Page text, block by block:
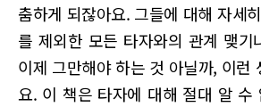
춤하게 되잖아요. 그들에 대해 자세
를 제외한 모든 타자와의 관계 맺기
이제 그만해야 하는 것 아닐까, 이런
요. 이 책은 타자에 대해 절대 알 수